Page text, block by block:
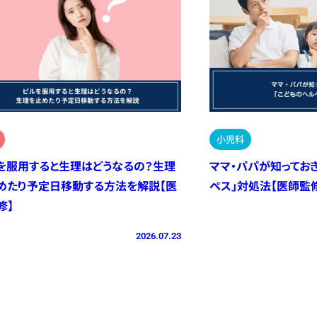
服用すると生理はどうなるの？生理
たり予定日移動する方法を解説【医
2026.07.23
小児科
ママ・パパが知ってお
ペス」対処法【医師監